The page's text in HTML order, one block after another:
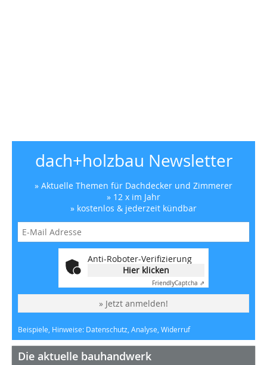
dach+holzbau Newsletter
» Aktuelle Themen für Dachdecker und Zimmerer
» 12 x im Jahr
» kostenlos & jederzeit kündbar
Anti-Roboter-Verifizierung
Hier klicken
FriendlyCaptcha ⇗
» Jetzt anmelden!
Beispiele, Hinweise: Datenschutz, Analyse, Widerruf
Die aktuelle bauhandwerk